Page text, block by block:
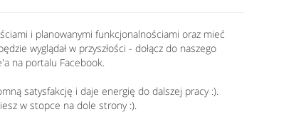
i planowanymi funkcjonalnościami oraz mieć
wyglądał w przyszłości - dołącz do naszego
na portalu Facebook.
satysfakcję i daje energię do dalszej pracy :).
w stopce na dole strony :).